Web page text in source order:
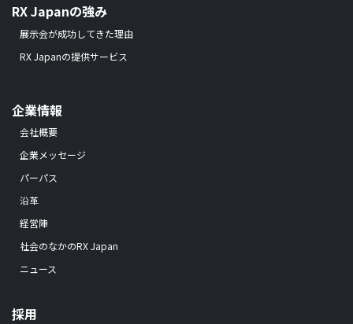
RX Japanの強み
展示会が成功してきた理由
RX Japanの提供サービス
企業情報
会社概要
企業メッセージ
パーパス
沿革
経営陣
社会のなかのRX Japan
ニュース
採用